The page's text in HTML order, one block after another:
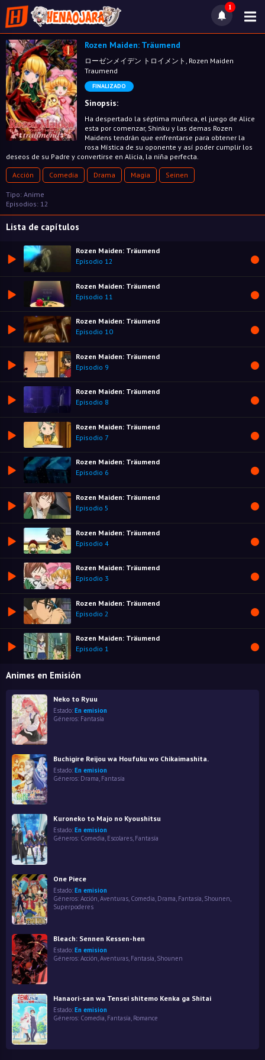
1
Rozen Maiden: Träumend
ローゼンメイデン トロイメント, Rozen Maiden
Traumend
FINALIZADO
Sinopsis:
Ha despertado la séptima muñeca, el juego de Alice
esta por comenzar, Shinku y las demas Rozen
Maidens tendrán que enfrentarse para obtener la
rosa Mística de su oponente y así poder cumplir los
deseos de su Padre y convertirse en Alicia, la niña perfecta.
Acción Comedia Drama Magia Seinen
Tipo: Anime
Episodios: 12
Lista de capítulos
Rozen Maiden: Träumend
Episodio 12
Rozen Maiden: Träumend
Episodio 11
Rozen Maiden: Träumend
Episodio 10
Rozen Maiden: Träumend
Episodio 9
Rozen Maiden: Träumend
Episodio 8
Rozen Maiden: Träumend
Episodio 7
Rozen Maiden: Träumend
Episodio 6
Rozen Maiden: Träumend
Episodio 5
Rozen Maiden: Träumend
Episodio 4
Rozen Maiden: Träumend
Episodio 3
Rozen Maiden: Träumend
Episodio 2
Rozen Maiden: Träumend
Episodio 1
Animes en Emisión
Neko to Ryuu
Estado: En emision
Géneros: Fantasía
Buchigire Reijou wa Houfuku wo Chikaimashita.
Estado: En emision
Géneros: Drama, Fantasía
Kuroneko to Majo no Kyoushitsu
Estado: En emision
Géneros: Comedia, Escolares, Fantasía
One Piece
Estado: En emision
Géneros: Acción Aventuras Comedia Drama Fantasía Shounen
Superpoderes
Bleach: Sennen Kessen-hen
Estado: En emision
Géneros: Acción,Aventuras, Fantasía, Shounen
Hanaori-san wa Tensei shitemo Kenka ga Shitai
Estado: En emision
Géneros: Comedia, Fantasía, Romance